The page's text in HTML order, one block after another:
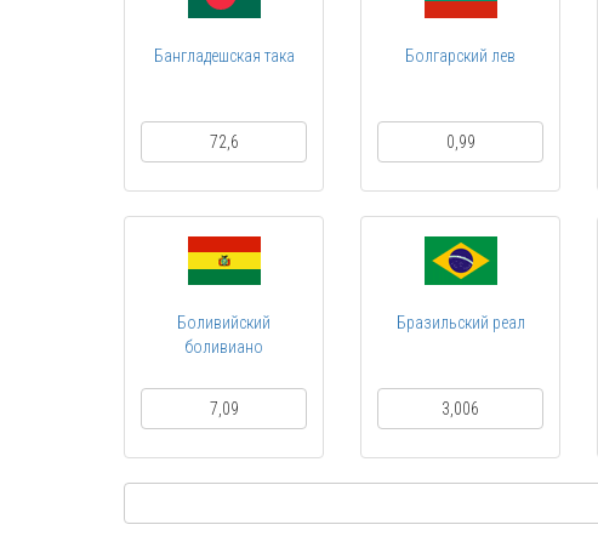
Бангладешская така
72,6
Болгарский лев
0,99
Боливийский
боливиано
7,09
Бразильский реал
3,006